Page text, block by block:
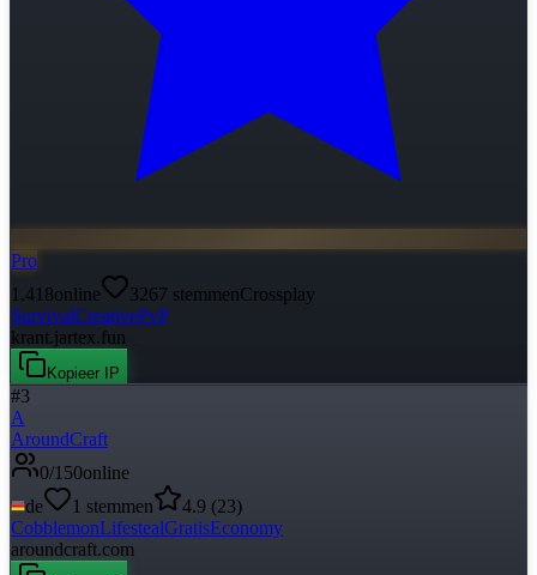
Pro
1.418online 3267 stemmenCrossplay
SurvivalCreativePvP
krant.jartex.fun
Kopieer IP
#3
A
AroundCraft
0/150online
de
1 stemmen 4.9 (23)
CobblemonLifestealGratisEconomy
aroundcraft.com